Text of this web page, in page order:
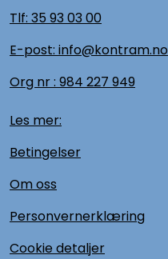
Tlf: 35 93 03 00
E-post: info@kontram.no
Org nr : 984 227 949
Les mer:
Betingelser
Om oss
Personvernerklæring
Cookie detaljer